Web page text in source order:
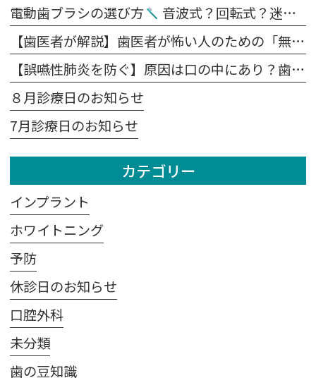
電動歯ブラシの選び方
音波式？回転式？迷ったらこれを見てください。
【歯医者が解説】歯医者が怖い人のための「無痛治療」の裏側｜麻酔の痛みを抑える4つの工夫
【誤嚥性肺炎を防ぐ】原因は口の中にあり？歯科医が教える予防法
８月診療日のお知らせ
7月診療日のお知らせ
カテゴリー
インプラント
ホワイトニング
予防
休診日のお知らせ
口腔外科
未分類
歯の豆知識